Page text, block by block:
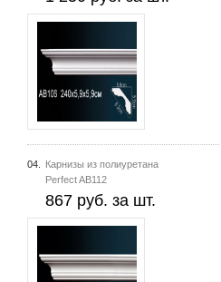
04.
Карнизы из полиуретана
Perfect AB112
867 руб. за шт.